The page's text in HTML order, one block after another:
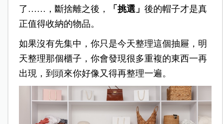
了 …… ，斷捨離之後， 「挑選」 後的帽子才是真
正值得收納的物品。
如果沒有先集中，你只是今天整理這個抽屜，明
天整理那個櫃子，你會發現很多重複的東西一再
出現，到頭來你好像又得再整理一遍。